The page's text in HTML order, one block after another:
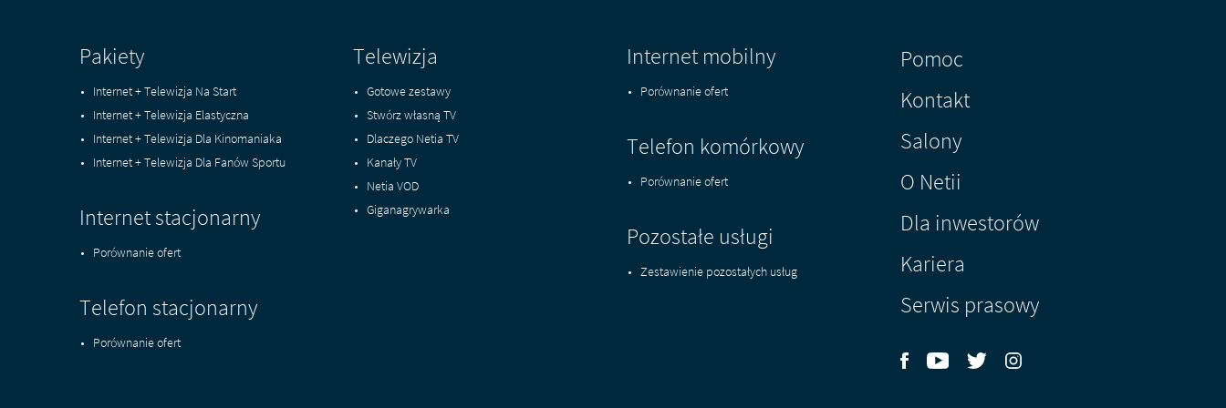
Pakiety
Internet + Telewizja Na Start
Internet + Telewizja Elastyczna
Internet + Telewizja Dla Kinomaniaka
Internet + Telewizja Dla Fanów Sportu
Internet stacjonarny
Porównanie ofert
Telefon stacjonarny
Porównanie ofert
Telewizja
Gotowe zestawy
Stwórz własną TV
Dlaczego Netia TV
Kanały TV
Netia VOD
Giganagrywarka
Internet mobilny
Porównanie ofert
Telefon komórkowy
Porównanie ofert
Pozostałe usługi
Zestawienie pozostałych usług
Pomoc
Kontakt
Salony
O Netii
Dla inwestorów
Kariera
Serwis prasowy